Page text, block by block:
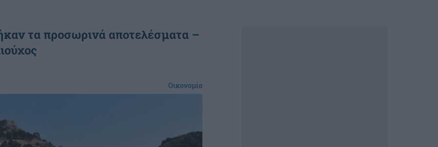
τα προσωρινά αποτελέσματα –
Οικονομία